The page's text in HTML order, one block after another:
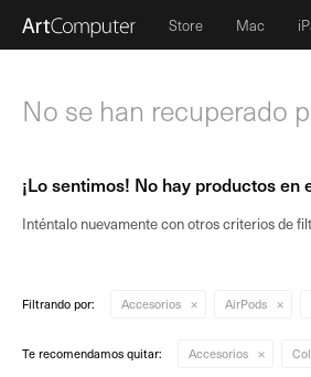
Store Mac
No se han recuperado
¡Lo sentimos! No hay productos en
Inténtalo nuevamente con otros criterios de
Filtrando por: Accesorios AirPods
Te recomendamos quitar: Accesorios